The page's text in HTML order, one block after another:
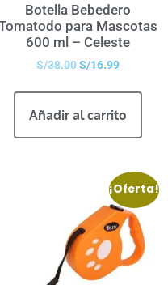
Botella Bebedero
para Mascotas
600 ml – Celeste
S/38.00 S/16.99
Añadir al carrito
¡Oferta!